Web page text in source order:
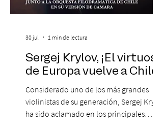
Sergej Krylov, ¡El virtuoso
de Europa vuelve a Chile!
Considerado uno de los más grandes
violinistas de su generación, Sergej Krylov
ha sido aclamado en los principales
30 jul 1 min de lectura